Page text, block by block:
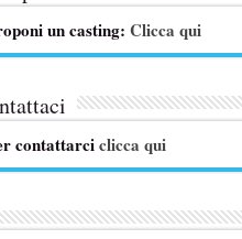
un casting: Clicca qui
contattarciclicca qui